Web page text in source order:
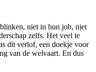
niet in hun job, niet
zelfs. Het veel te
dit verlof, een doekje voor
van de welvaart. En dus